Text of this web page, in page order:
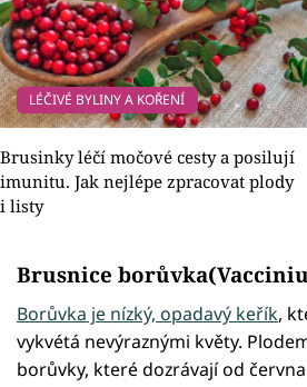
LÉČIVÉ BYLINY A KOŘENÍ
Brusinky léčí močové cesty a posilují
imunitu. Jak nejlépe zpracovat plody
i listy
Brusnice
Borůvka je nízký, opadavý keřík,
vykvétá nevýraznými květy.
borůvky, které dozrávají od